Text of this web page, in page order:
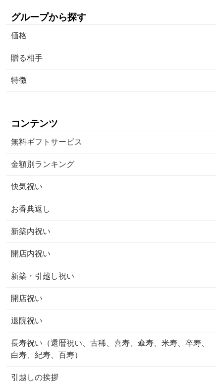
グループから探す
価格
贈る相手
特徴
コンテンツ
無料ギフトサービス
金額別ランキング
快気祝い
お香典返し
新築内祝い
開店内祝い
新築・引越し祝い
開店祝い
退院祝い
長寿祝い（還暦祝い、古稀、喜寿、傘寿、米寿、卒寿、
白寿、紀寿、百寿）
引越しの挨拶